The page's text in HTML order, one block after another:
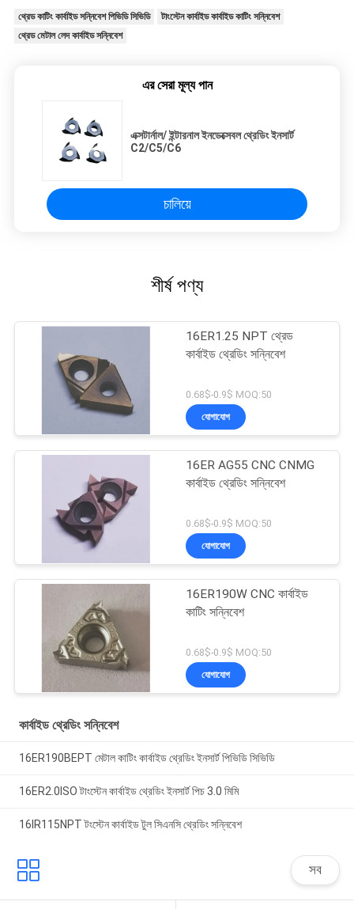
থ্রেড কাটিং কার্বাইড সন্নিবেশ পিভিডি সিভিডি
টাংস্টেন কার্বাইড কার্বাইড কাটিং সন্নিবেশ
থ্রেড মেটাল লেদ কার্বাইড সন্নিবেশ
এর সেরা মূল্য পান
এক্সটার্নাল/ ইন্টারনাল ইনডেক্সেবল থ্রেডিং ইনসার্ট
C2/C5/C6
চালিয়ে
শীর্ষ পণ্য
16ER1.25 NPT থ্রেড
কার্বাইড থ্রেডিং সন্নিবেশ
0.68$-0.9$ MOQ:50
যোগাযোগ
16ER AG55 CNC CNMG
কার্বাইড থ্রেডিং সন্নিবেশ
0.68$-0.9$ MOQ:50
যোগাযোগ
16ER190W CNC কার্বাইড
কাটিং সন্নিবেশ
0.68$-0.9$ MOQ:50
যোগাযোগ
কার্বাইড থ্রেডিং সন্নিবেশ
16ER190BEPT মেটাল কাটিং কার্বাইড থ্রেডিং ইনসার্ট পিভিডি সিভিডি
16ER2.0ISO টাংস্টেন কার্বাইড থ্রেডিং ইনসার্ট পিচ 3.0 মিমি
16IR115NPT টংস্টেন কার্বাইড টুল সিএনসি থ্রেডিং সন্নিবেশ
সব